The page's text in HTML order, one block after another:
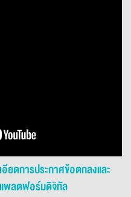
ยดการประกาศข้อตกลงและ
แพลตฟอร์มดิจิทัล